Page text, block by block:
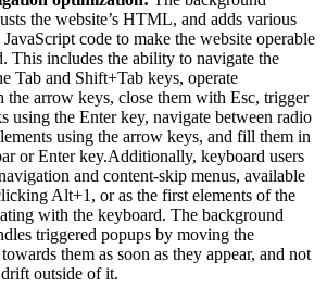
the website’s HTML, and adds various
code to make the website operable
This includes the ability to navigate the
Tab and Shift+Tab keys, operate
the arrow keys, close them with Esc, trigger
using the Enter key, navigate between radio
using the arrow keys, and fill them in
or Enter key.Additionally, keyboard users
and content-skip menus, available
Alt+1, or as the first elements of the
with the keyboard. The background
triggered popups by moving the
them as soon as they appear, and not
outside of it.